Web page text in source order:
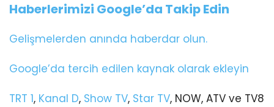
Haberlerimizi Google’da Takip Edin
Gelişmelerden anında haberdar olun.
Google’da tercih edilen kaynak olarak ekleyin
TRT 1, Kanal D, Show TV, Star TV, NOW, ATV ve TV8